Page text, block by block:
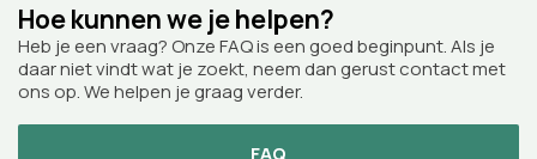
Hoe kunnen we je helpen?
Heb je een vraag? Onze FAQ is een goed beginpunt. Als je
daar niet vindt wat je zoekt, neem dan gerust contact met
ons op. We helpen je graag verder.
FAQ